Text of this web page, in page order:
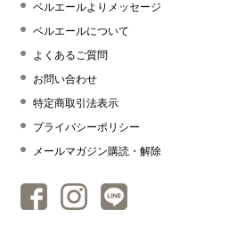
ベルエールよりメッセージ
ベルエールについて
よくあるご質問
お問い合わせ
特定商取引法表示
プライバシーポリシー
メールマガジン購読・解除